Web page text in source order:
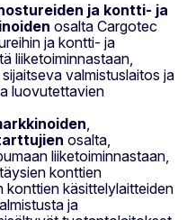
ja kontti- ja
osalta Cargotec
ja kontti- ja
liiketoiminnastaan,
valmistuslaitos ja
luovutettavien
,
osalta,
liiketoiminnastaan,
konttien
konttien käsittelylaitteiden
ja